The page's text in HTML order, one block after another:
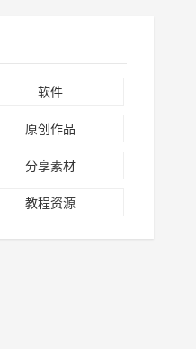
软件
原创作品
分享素材
教程资源